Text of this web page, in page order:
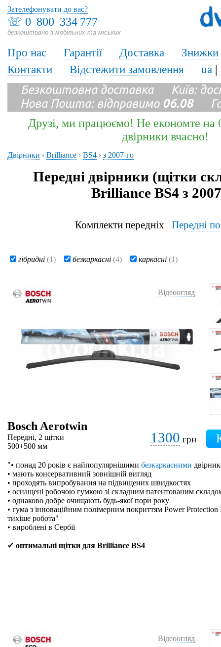
☏ 0 800 334 777
безкоштовно з мобільних та міських
Зателефонувати до вас?
Про нас Гарантії Доставка
Знижки
Контакти
Відстежити замовлення ua |
Безкоштовна доставка Київ:
Нова Пошта: відправимо 06.08
Друзі, ми працюємо! Не економте на
двірники вчасно!
Двірники › Brilliance › BS4 › з 2007-го
Передні двірники (щітки
Brilliance BS4 з
Комплекти передніх Передні
гібридні (1) безкаркасні (4) каркасні (1)
Відеоогляд
Bosch Aerotwin
Передні, 2 щітки
500+500 мм
1300 грн
"• понад 20 років є найпопулярнішими безкаркасними
• мають консервативний зовнішній вигляд
• проходять випробування на підвищених швидкостях
• оснащені робочою гумкою зі складним патентованим
• однаково добре очищають будь-якої пори року
• гума з інноваційним полімерним покриттям Power
тихіше робота"
• вироблені в Сербії
✔ оптимальні щітки для Brilliance BS4
Відеоогляд